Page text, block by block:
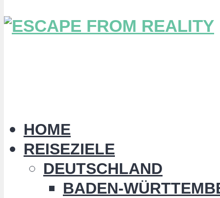
HOME
REISEZIELE
DEUTSCHLAND
BADEN-